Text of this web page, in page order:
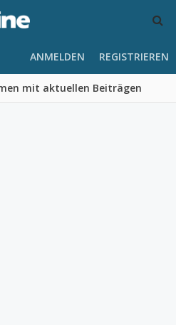
mit aktuellen Beiträgen
ANMELDEN REGISTRIEREN